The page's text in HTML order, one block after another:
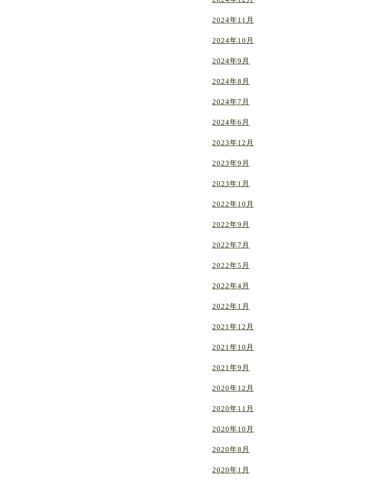
2024年11月
2024年10月
2024年9月
2024年8月
2024年7月
2024年6月
2023年12月
2023年9月
2023年1月
2022年10月
2022年9月
2022年7月
2022年5月
2022年4月
2022年1月
2021年12月
2021年10月
2021年9月
2020年12月
2020年11月
2020年10月
2020年8月
2020年1月